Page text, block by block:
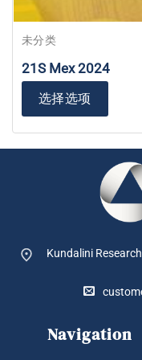
未分类
21S Mex 2024
选择选项
Kundalini
Navigation